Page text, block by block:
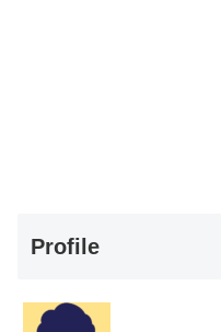
Profile